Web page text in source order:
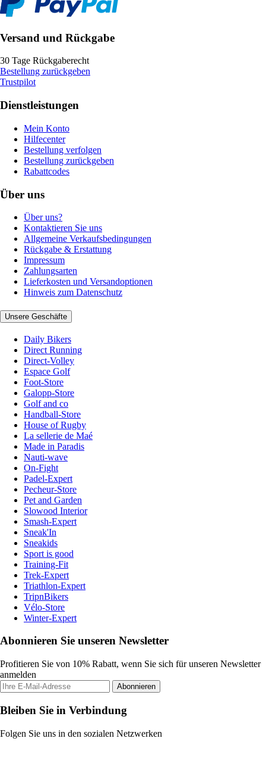
Versand und Rückgabe
30 Tage Rückgaberecht
Bestellung zurückgeben
Trustpilot
Dienstleistungen
Mein Konto
Hilfecenter
Bestellung verfolgen
Bestellung zurückgeben
Rabattcodes
Über uns
Über uns?
Kontaktieren Sie uns
Allgemeine Verkaufsbedingungen
Rückgabe & Erstattung
Impressum
Zahlungsarten
Lieferkosten und Versandoptionen
Hinweis zum Datenschutz
Unsere Geschäfte
Daily Bikers
Direct Running
Direct-Volley
Espace Golf
Foot-Store
Galopp-Store
Golf and co
Handball-Store
House of Rugby
La sellerie de Maé
Made in Paradis
Nauti-wave
On-Fight
Padel-Expert
Pecheur-Store
Pet and Garden
Slowood Interior
Smash-Expert
Sneak'In
Sneakids
Sport is good
Training-Fit
Trek-Expert
Triathlon-Expert
TripnBikers
Vélo-Store
Winter-Expert
Abonnieren Sie unseren Newsletter
Profitieren Sie von 10% Rabatt, wenn Sie sich für unseren Newsletter
anmelden
Abonnieren
Bleiben Sie in Verbindung
Folgen Sie uns in den sozialen Netzwerken